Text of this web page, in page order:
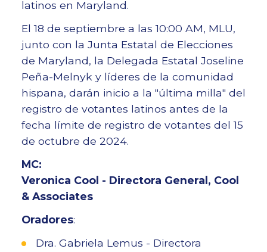
latinos en Maryland.
El 18 de septiembre a las 10:00 AM, MLU,
junto con la Junta Estatal de Elecciones
de Maryland, la Delegada Estatal Joseline
Peña-Melnyk y líderes de la comunidad
hispana, darán inicio a la "última milla" del
registro de votantes latinos antes de la
fecha límite de registro de votantes del 15
de octubre de 2024.
MC:
Veronica Cool - Directora General, Cool
& Associates
Oradores:
Dra. Gabriela Lemus - Directora